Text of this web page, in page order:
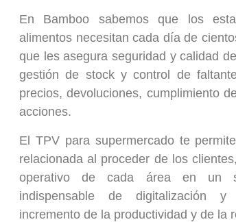
En Bamboo sabemos que los
alimentos necesitan cada día de
que les asegura seguridad y calidad
gestión de stock y control de
precios, devoluciones, cumplimiento
acciones.
El TPV para supermercado te
relacionada al proceder de los
operativo de cada área en un
indispensable de digitalización
incremento de la productividad y de la